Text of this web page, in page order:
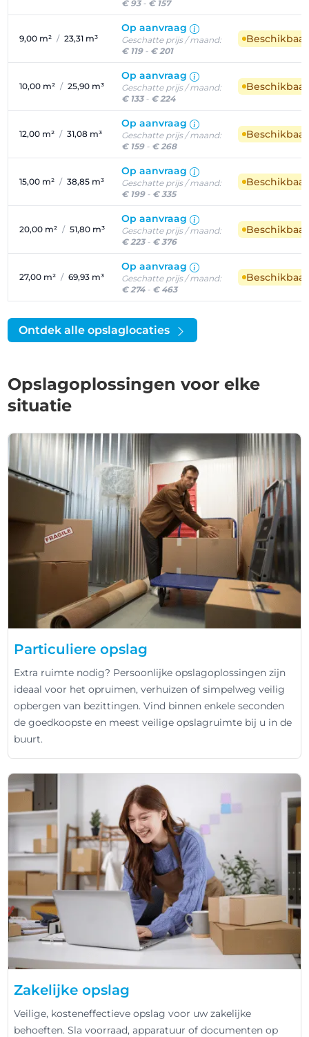
€ 93- € 157
9,00 m² / 23,31 m³
Op aanvraag
Geschatte prijs / maand:
€ 119- € 201
10,00 m² / 25,90 m³
Op aanvraag
Geschatte prijs / maand:
€ 133- € 224
12,00 m² / 31,08 m³
Op aanvraag
Geschatte prijs / maand:
€ 159- € 268
15,00 m² / 38,85 m³
Op aanvraag
Geschatte prijs / maand:
€ 199- € 335
20,00 m² / 51,80 m³
Op aanvraag
Geschatte prijs / maand:
€ 223- € 376
27,00 m² / 69,93 m³
Op aanvraag
Geschatte prijs / maand:
€ 274- € 463
Ontdek alle opslaglocaties
Opslagoplossingen voor elke
situatie
Particuliere opslag
Extra ruimte nodig? Persoonlijke opslagoplossingen zijn
ideaal voor het opruimen, verhuizen of simpelweg veilig
opbergen van bezittingen. Vind binnen enkele seconden
de goedkoopste en meest veilige opslagruimte bij u in de
buurt.
Zakelijke opslag
Veilige, kosteneffectieve opslag voor uw zakelijke
behoeften. Sla voorraad, apparatuur of documenten op